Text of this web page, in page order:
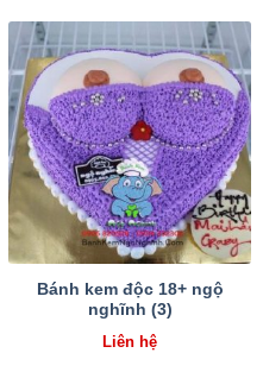
Bánh kem độc 18+ ngộ
nghĩnh (3)
Liên hệ